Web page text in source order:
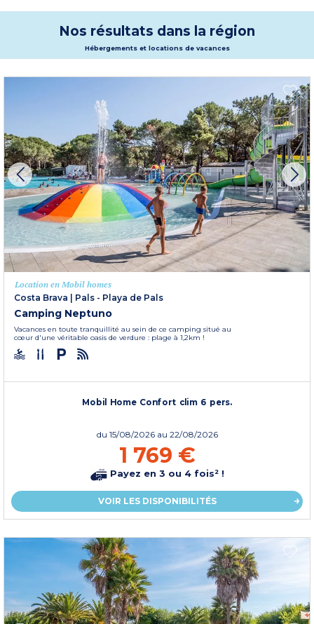
Plus d'informations
Nos résultats dans la région
Hébergements et locations de vacances
Location en Mobil homes
Costa Brava
Pals - Playa de Pals
Camping Neptuno
Vacances en toute tranquillité au sein de ce camping situé au
cœur d'une véritable oasis de verdure : plage à 1,2km !
Mobil Home Confort clim 6 pers.
du 15/08/2026 au 22/08/2026
1 769 €
Payez en 3 ou 4 fois² !
VOIR LES DISPONIBILITÉS